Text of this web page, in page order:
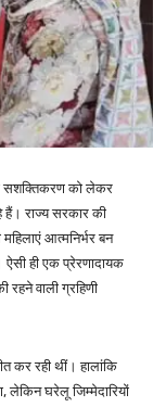
सशक्तिकरण को लेकर
हैं। राज्य सरकार की
आत्मनिर्भर बन
ही एक प्रेरणादायक
वाली ग्रहिणी
कर रही थीं। हालांकि
लेकिन घरेलू जिम्मेदारियों